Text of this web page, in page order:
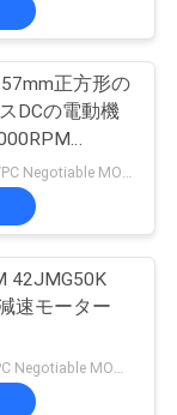
正方形の
DCの電動機
42JMG50K
速モーター